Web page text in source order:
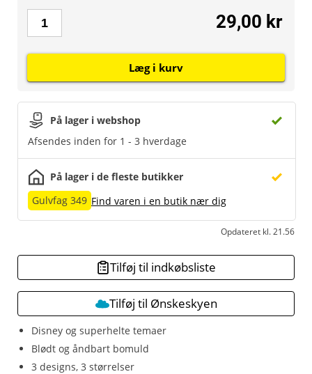
Disney og superhelte temaer
Blødt og åndbart bomuld
3 designs, 3 størrelser
På lager i webshop
Afsendes inden for 1 - 3 hverdage
På lager i de fleste butikker
Gulvfag 349 Find varen i en butik nær dig
Opdateret kl. 21.56
29,00 kr
Læg i kurv
Tilføj til indkøbsliste
Tilføj til Ønskeskyen